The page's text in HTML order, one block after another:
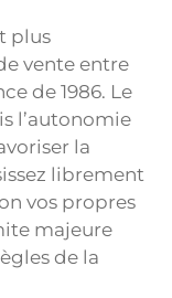
plus
vente entre
de 1986. Le
l’autonomie
la
librement
vos propres
majeure
de la